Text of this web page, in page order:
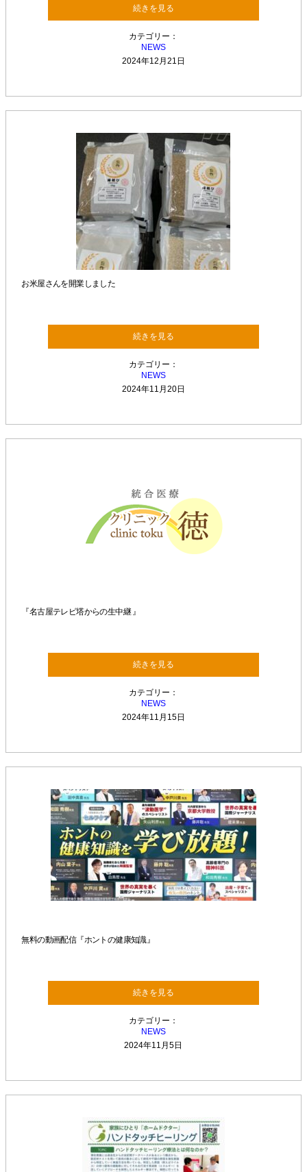
続きを見る
カテゴリー：
NEWS
2024年12月21日
お米屋さんを開業しました
続きを見る
カテゴリー：
NEWS
2024年11月20日
『名古屋テレビ塔からの生中継 』
続きを見る
カテゴリー：
NEWS
2024年11月15日
無料の動画配信『ホントの健康知識』
続きを見る
カテゴリー：
NEWS
2024年11月5日